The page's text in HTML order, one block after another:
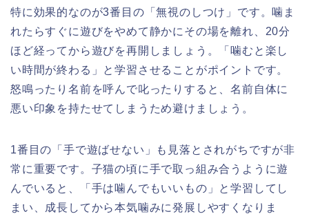
特に効果的なのが3番目の「無視のしつけ」です。噛ま
れたらすぐに遊びをやめて静かにその場を離れ、20分
ほど経ってから遊びを再開しましょう。「噛むと楽し
い時間が終わる」と学習させることがポイントです。
怒鳴ったり名前を呼んで叱ったりすると、名前自体に
悪い印象を持たせてしまうため避けましょう。
1番目の「手で遊ばせない」も見落とされがちですが非
常に重要です。子猫の頃に手で取っ組み合うように遊
んでいると、「手は噛んでもいいもの」と学習してし
まい、成長してから本気噛みに発展しやすくなりま